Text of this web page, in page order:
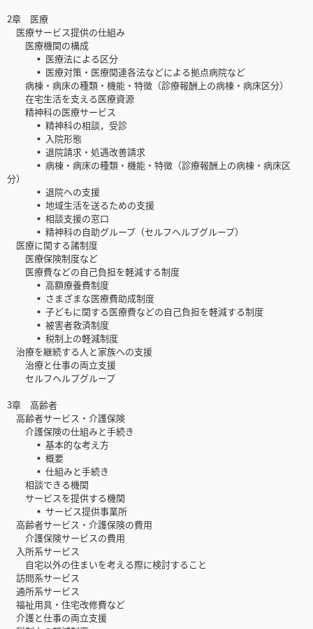
2章 医療
医療サービス提供の仕組み
医療機関の構成
▪ 医療法による区分
▪ 医療対策・医療関連各法などによる拠点病院など
病棟・病床の種類・機能・特徴（診療報酬上の病棟・病床区分）
在宅生活を支える医療資源
精神科の医療サービス
▪ 精神科の相談，受診
▪ 入院形態
▪ 退院請求・処遇改善請求
▪ 病棟・病床の種類・機能・特徴（診療報酬上の病棟・病床区
分）
▪ 退院への支援
▪ 地域生活を送るための支援
▪ 相談支援の窓口
▪ 精神科の自助グループ（セルフヘルプグループ）
医療に関する諸制度
医療保険制度など
医療費などの自己負担を軽減する制度
▪ 高額療養費制度
▪ さまざまな医療費助成制度
▪ 子どもに関する医療費などの自己負担を軽減する制度
▪ 被害者救済制度
▪ 税制上の軽減制度
治療を継続する人と家族への支援
治療と仕事の両立支援
セルフヘルプグループ
3章 高齢者
高齢者サービス・介護保険
介護保険の仕組みと手続き
▪ 基本的な考え方
▪ 概要
▪ 仕組みと手続き
相談できる機関
サービスを提供する機関
▪ サービス提供事業所
高齢者サービス・介護保険の費用
介護保険サービスの費用
入所系サービス
自宅以外の住まいを考える際に検討すること
訪問系サービス
通所系サービス
福祉用具・住宅改修費など
介護と仕事の両立支援